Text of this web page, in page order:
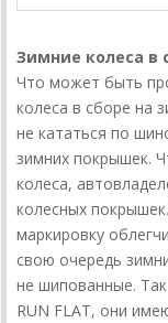
Зимние колеса в
Что может быть
колеса в сборе на
не кататься по
зимних покрышек.
колеса,
колесных
маркировку
свою очередь
не шипованные.
RUN FLAT, они